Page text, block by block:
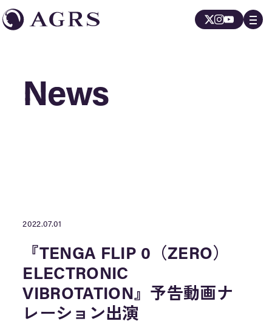
News
News
2022.07.01
『TENGA FLIP 0（ZERO）
ELECTRONIC
VIBROTATION』予告動画ナ
レーション出演